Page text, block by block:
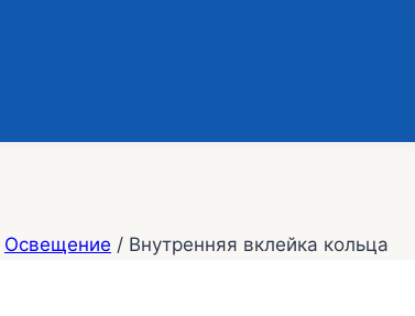
Освещение / Внутренняя вклейка кольца